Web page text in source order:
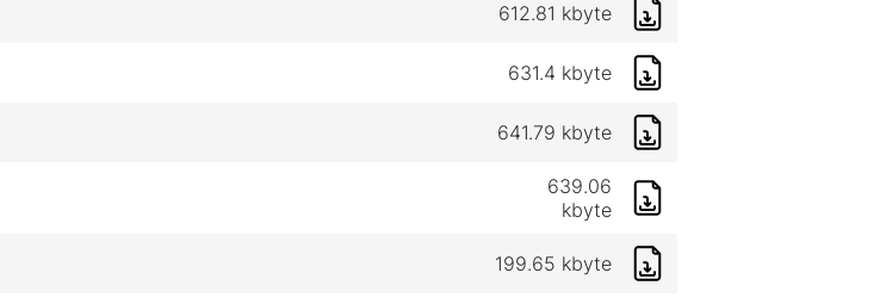
612.81 kbyte
631.4 kbyte
641.79 kbyte
639.06
kbyte
199.65 kbyte